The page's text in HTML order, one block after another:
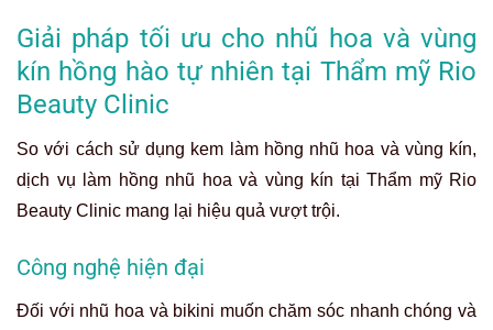
Giải pháp tối ưu cho nhũ hoa và vùng
kín hồng hào tự nhiên tại Thẩm mỹ Rio
Beauty Clinic
So với cách sử dụng kem làm hồng nhũ hoa và vùng kín,
dịch vụ làm hồng nhũ hoa và vùng kín tại Thẩm mỹ Rio
Beauty Clinic mang lại hiệu quả vượt trội.
Công nghệ hiện đại
Đối với nhũ hoa và bikini muốn chăm sóc nhanh chóng và